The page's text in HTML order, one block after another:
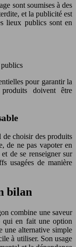
sont soumises à des
et la publicité est
lieux publics sont en
pour garantir la
doivent être
de choisir des produits
de ne pas vapoter en
de se renseigner sur
usagées de manière
bilan
combine une saveur
qui en fait une option
une alternative simple
à utiliser. Son usage